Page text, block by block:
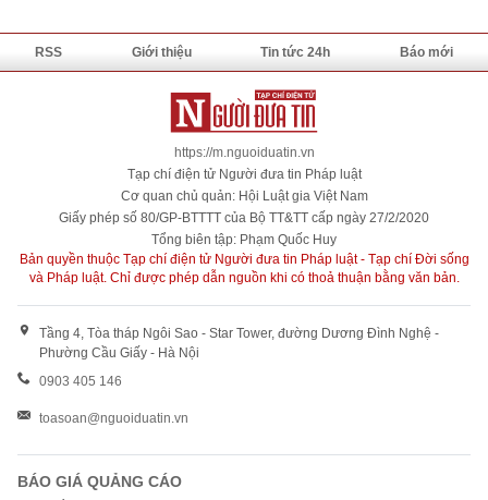
RSS Giới thiệu Tin tức 24h Báo mới
https://m.nguoiduatin.vn
Tạp chí điện tử Người đưa tin Pháp luật
Cơ quan chủ quản: Hội Luật gia Việt Nam
Giấy phép số 80/GP-BTTTT của Bộ TT&TT cấp ngày 27/2/2020
Tổng biên tập: Phạm Quốc Huy
Bản quyền thuộc Tạp chí điện tử Người đưa tin Pháp luật - Tạp chí Đời sống
và Pháp luật. Chỉ được phép dẫn nguồn khi có thoả thuận bằng văn bản.
Tầng 4, Tòa tháp Ngôi Sao - Star Tower, đường Dương Đình Nghệ -
Phường Cầu Giấy - Hà Nội
0903 405 146
toasoan@nguoiduatin.vn
BÁO GIÁ QUẢNG CÁO